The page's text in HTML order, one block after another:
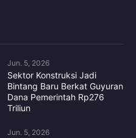
Jun. 5, 2026
Sektor Konstruksi Jadi
Bintang Baru Berkat Guyuran
Dana Pemerintah Rp276
Triliun
Jun. 5, 2026